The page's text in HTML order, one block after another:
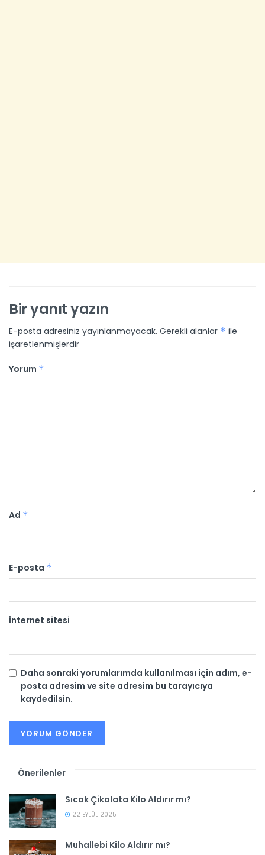
Bir yanıt yazın
E-posta adresiniz yayınlanmayacak. Gerekli alanlar * ile
işaretlenmişlerdir
Yorum *
Ad *
E-posta *
İnternet sitesi
Daha sonraki yorumlarımda kullanılması için adım, e-
posta adresim ve site adresim bu tarayıcıya
kaydedilsin.
Önerilenler
Sıcak Çikolata Kilo Aldırır mı?
22 EYLÜL 2025
Muhallebi Kilo Aldırır mı?